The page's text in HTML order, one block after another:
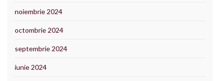
noiembrie 2024
octombrie 2024
septembrie 2024
iunie 2024